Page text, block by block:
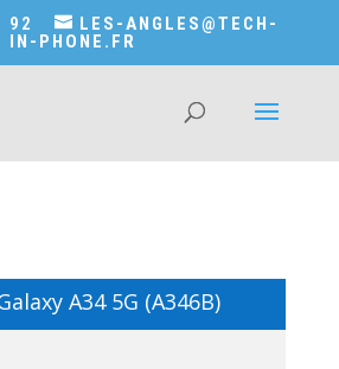
phone
92
LES-ANGLES@TECH-
IN-PHONE.FR
A34 5G (A346B)